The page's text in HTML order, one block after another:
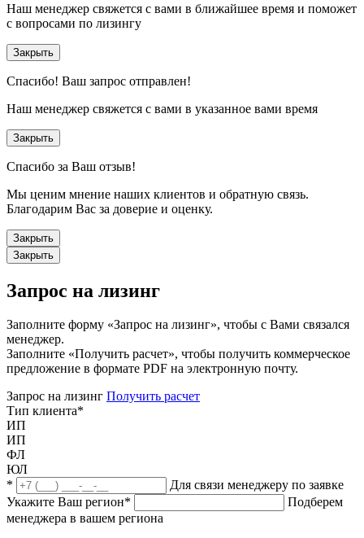
Наш менеджер свяжется с вами в ближайшее время и поможет
с вопросами по лизингу
Закрыть
Спасибо! Ваш запрос отправлен!
Наш менеджер свяжется с вами в указанное вами время
Закрыть
Спасибо за Ваш отзыв!
Мы ценим мнение наших клиентов и обратную связь.
Благодарим Вас за доверие и оценку.
Закрыть
Закрыть
Запрос на лизинг
Заполните форму «Запрос на лизинг», чтобы с Вами связался
менеджер.
Заполните «Получить расчет», чтобы получить коммерческое
предложение в формате PDF на электронную почту.
Запрос на лизинг Получить расчет
Тип клиента*
ИП
ИП
ФЛ
ЮЛ
*
Для связи менеджеру по заявке
Укажите Ваш регион*
Подберем
менеджера в вашем региона